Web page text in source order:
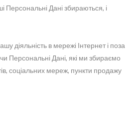
Персональні Дані збираються, і
діяльність в мережі Інтернет і поза
Персональні Дані, які ми збираємо
соціальних мереж, пункти продажу